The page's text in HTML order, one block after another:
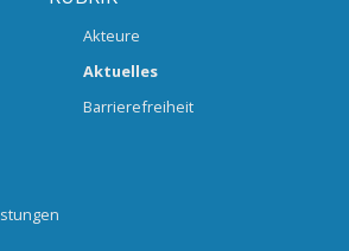
Akteure
Aktuelles
Barrierefreiheit